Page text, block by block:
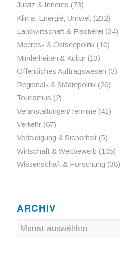
Justiz & Inneres (73)
Klima, Energie, Umwelt(232)
Landwirtschaft & Fischerei (34)
Meeres- & Ostseepolitik(10)
Minderheiten & Kultur(13)
Öffentliches Auftragswesen (3)
Regional- & Städtepolitik(26)
Tourismus (2)
Veranstaltungen/Termine(41)
Verkehr(67)
Verteidigung & Sicherheit(5)
Wirtschaft & Wettbewerb (105)
Wissenschaft & Forschung (38)
ARCHIV